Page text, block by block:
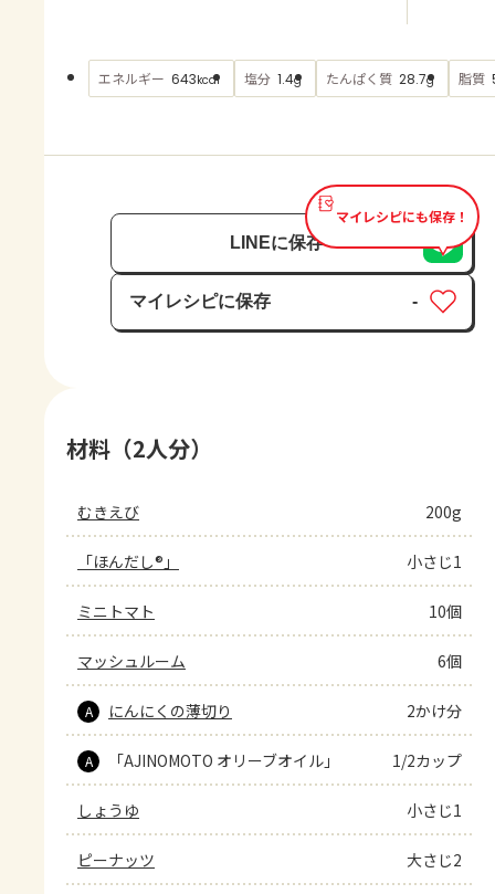
エネルギー 643kcal 塩分 1.4g たんぱく質 28.7g 脂質
マイレシピにも保存！
LINEに保存
マイレシピに保存
保存済み
-
材料（2人分）
むきえび 200g
「ほんだし®」 小さじ1
ミニトマト 10個
マッシュルーム 6個
A にんにくの薄切り 2かけ分
A 「AJINOMOTO オリーブオイル」 1/2カップ
しょうゆ 小さじ1
ピーナッツ 大さじ2